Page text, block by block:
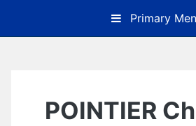
content
Primary
POINTIER